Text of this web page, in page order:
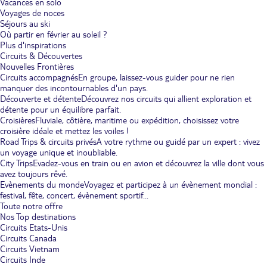
Vacances en solo
Voyages de noces
Séjours au ski
Où partir en février au soleil ?
Plus d'inspirations
Circuits & Découvertes
Nouvelles Frontières
Circuits accompagnésEn groupe, laissez-vous guider pour ne rien
manquer des incontournables d'un pays.
Découverte et détenteDécouvrez nos circuits qui allient exploration et
détente pour un équilibre parfait.
CroisièresFluviale, côtière, maritime ou expédition, choisissez votre
croisière idéale et mettez les voiles !
Road Trips & circuits privésA votre rythme ou guidé par un expert : vivez
un voyage unique et inoubliable.
City TripsEvadez-vous en train ou en avion et découvrez la ville dont vous
avez toujours rêvé.
Evènements du mondeVoyagez et participez à un évènement mondial :
festival, fête, concert, évènement sportif...
Toute notre offre
Nos Top destinations
Circuits Etats-Unis
Circuits Canada
Circuits Vietnam
Circuits Inde